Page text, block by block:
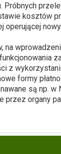
kosztów
operującej
z
formy
są np.
przez organy